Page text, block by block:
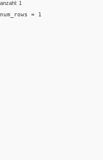
anzahl: 1
num_rows = 1